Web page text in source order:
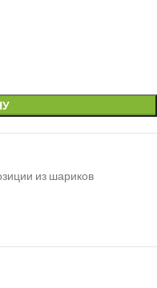
из шариков